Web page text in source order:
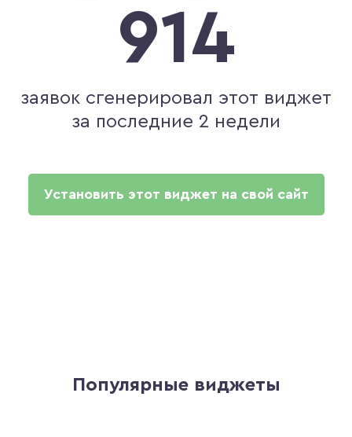
914
заявок сгенерировал этот виджет
за последние 2 недели
Установить этот виджет на свой сайт
Популярные виджеты